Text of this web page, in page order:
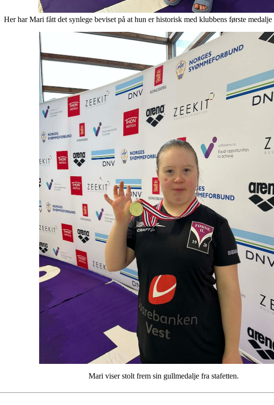
Her har Mari fått det synlege beviset på at hun er historisk med klubbens første medalje
Mari viser stolt frem sin gullmedalje fra stafetten.